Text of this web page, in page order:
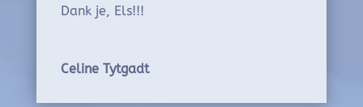
Dank je, Els!!!
Celine Tytgadt